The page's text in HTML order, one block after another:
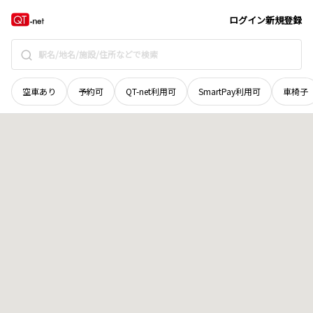
ログイン新規登録
空車あり 予約可 QT-net利用可 SmartPay利用可 車椅子
茨城県